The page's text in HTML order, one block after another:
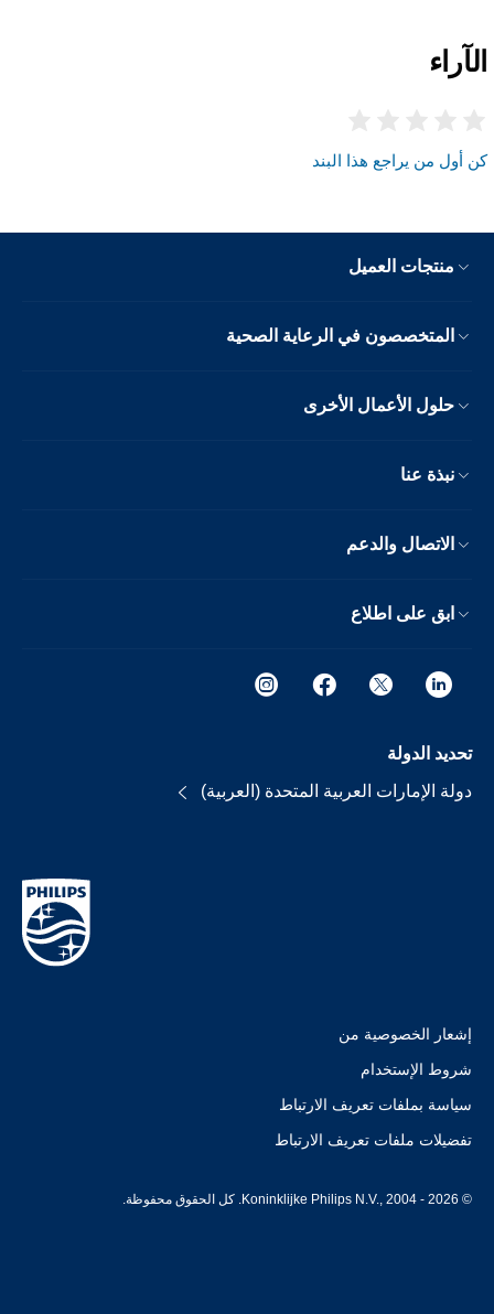
الآراء
كن أول من يراجع هذا البند
منتجات العميل
المتخصصون في الرعاية الصحية
حلول الأعمال الأخرى
نبذة عنا
الاتصال والدعم
ابق على اطلاع
تحديد الدولة
دولة الإمارات العربية المتحدة (العربية)
إشعار الخصوصية من
شروط الإستخدام
سياسة بملفات تعريف الارتباط
تفضيلات ملفات تعريف الارتباط
© Koninklijke Philips N.V., 2004 - 2026. كل الحقوق محفوظة.